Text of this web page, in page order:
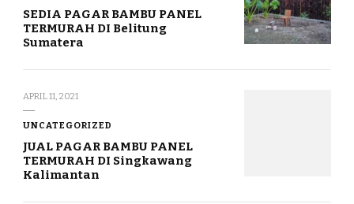
SEDIA PAGAR BAMBU PANEL
TERMURAH DI Belitung
Sumatera
APRIL 11, 2021
UNCATEGORIZED
JUAL PAGAR BAMBU PANEL
TERMURAH DI Singkawang
Kalimantan